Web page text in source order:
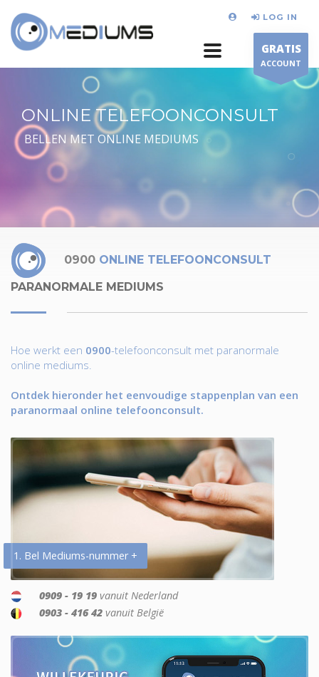
LOG IN
GRATIS
ACCOUNT
ONLINE TELEFOONCONSULT
BELLEN MET ONLINE MEDIUMS
0900 ONLINE TELEFOONCONSULT
PARANORMALE MEDIUMS
Hoe werkt een 0900-telefoonconsult met paranormale
online mediums.
Ontdek hieronder het eenvoudige stappenplan van een
paranormaal online telefoonconsult.
1. Bel Mediums-nummer +
0909 - 19 19 vanuit Nederland
0903 - 416 42 vanuit België